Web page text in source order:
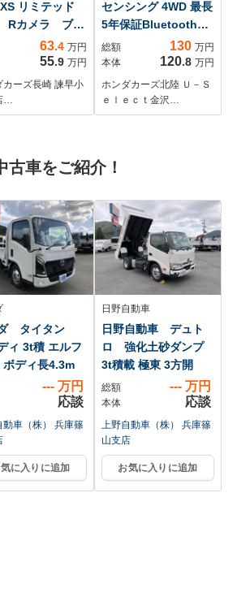
リミテッド
Rカメラ ブル
ース フルセ
63.4 万円
55.9 万円
カーズ長崎 諫早小
…
センシング 4WD 最長
5年保証Bluetooth対
応ナビ ドラレコ
総額 130 万円
本体
120.8 万円
ホンダカーズ北陸 Ｕ－Ｓ
ｅｌｅｃｔ金沢…
車をご紹介！
タイタン
ィ 3t積 エルフ
ボディ長4.3m
--- 万円
応談
動車（株） 兵庫篠
に入りに追加
日野自動車
日野自動車 デュト
ロ 強化土砂ダンプ
3t積載 極東 3方開
総額 --- 万円
本体 応談
上野自動車（株） 兵庫篠
山支店
お気に入りに追加